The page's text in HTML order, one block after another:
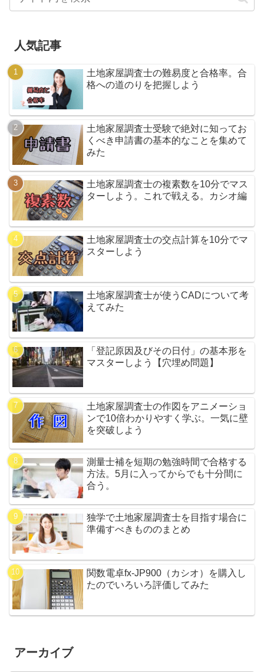
人気記事
土地家屋調査士の難易度と合格率。合
格への道のりを把握しよう
土地家屋調査士受験で絶対に知ってお
くべき申請書の基本的なことを集めて
みた
土地家屋調査士の複素数を10分でマス
ターしよう。これで戦える。カシオ編
土地家屋調査士の交点計算を10分でマ
スターしよう
土地家屋調査士が使うCADについて考
えてみた
「登記原因及びその日付」の基本形を
マスターしよう【穴埋め問題】
土地家屋調査士の作図をアニメーショ
ンで10倍わかりやすく学ぶ。一気に壁
を突破しよう
測量士補を短期の勉強時間で合格する
方法。5月に入ってからでも十分間に
合う。
独学で土地家屋調査士を目指す場合に
準備すべきもののまとめ
関数電卓fx-JP900（カシオ）を購入し
たのでいろいろ評価してみた
アーカイブ